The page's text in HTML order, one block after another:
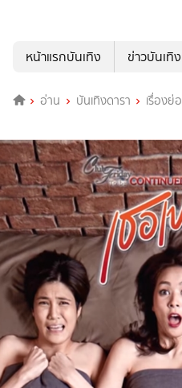
หน้าแรกบันเทิง
ข่าวบันเทิง
อ่าน บันเทิงดารา เรื่องย่อ